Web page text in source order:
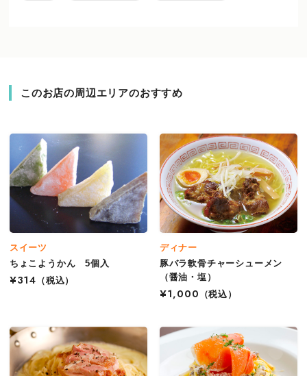
このお店の周辺エリアのおすすめ
スイーツ
ちょこようかん 5個入
¥314 （税込）
ディナー
豚バラ軟骨チャーシューメン
（醤油・塩）
¥1,000
（税込）